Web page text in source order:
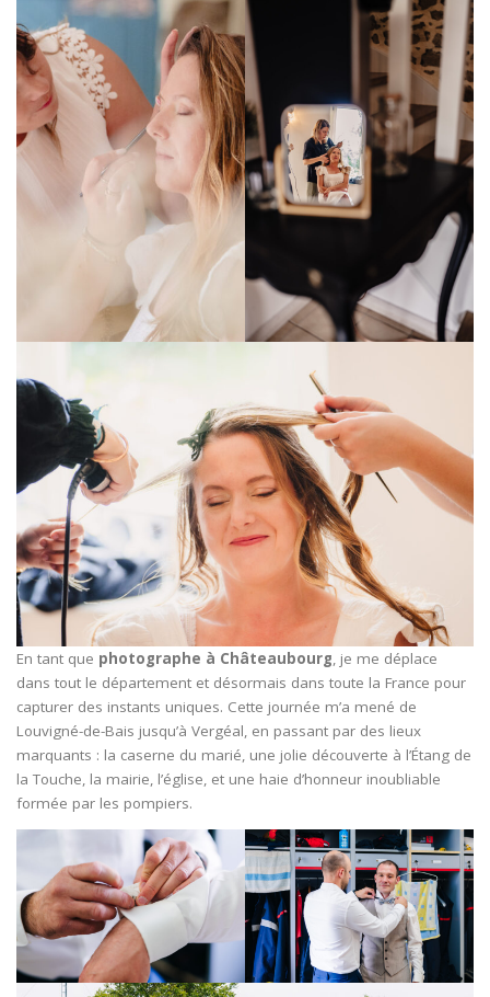
En tant que photographe à Châteaubourg, je me déplace
dans tout le département et désormais dans toute la France pour
capturer des instants uniques. Cette journée m’a mené de
Louvigné-de-Bais jusqu’à Vergéal, en passant par des lieux
marquants : la caserne du marié, une jolie découverte à l’Étang de
la Touche, la mairie, l’église, et une haie d’honneur inoubliable
formée par les pompiers.